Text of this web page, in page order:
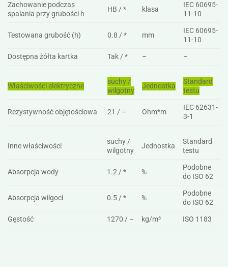
Zachowanie podczas
spalania przy grubości h
HB / * klasa
IEC 60695-
11-10
Testowana grubość (h) 0.8 / * mm
IEC 60695-
11-10
Dostępna żółta kartka
Tak / * – –
Właściwości elektryczne
suchy /
wilgotny
Jednostka
Standard
testu
Rezystywność objętościowa 21 / – Ohm*m
IEC 62631-
3-1
Inne właściwości
suchy /
wilgotny
Jednostka
Standard
testu
Absorpcja wody 1.2 / * %
Podobne
do ISO 62
Absorpcja wilgoci 0.5 / * %
Podobne
do ISO 62
Gęstość
1270 / – kg/m³ ISO 1183